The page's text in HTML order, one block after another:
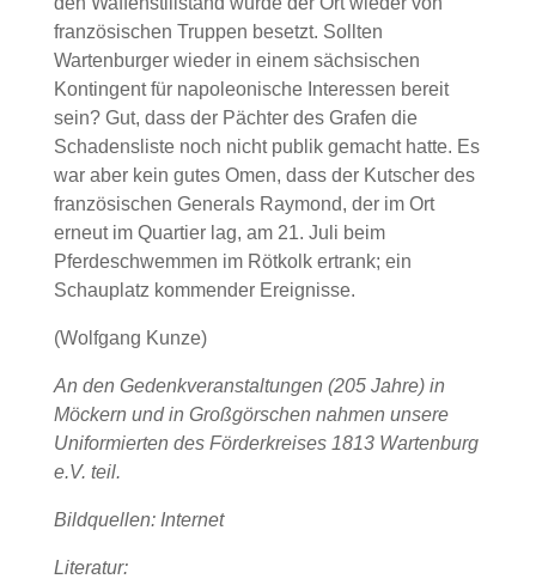
französischen Truppen besetzt. Sollten
Wartenburger wieder in einem sächsischen
Kontingent für napoleonische Interessen bereit
sein? Gut, dass der Pächter des Grafen die
Schadensliste noch nicht publik gemacht hatte. Es
war aber kein gutes Omen, dass der Kutscher des
französischen Generals Raymond, der im Ort
erneut im Quartier lag, am 21. Juli beim
Pferdeschwemmen im Rötkolk ertrank; ein
Schauplatz kommender Ereignisse.
(Wolfgang Kunze)
An den Gedenkveranstaltungen (205 Jahre) in
Möckern und in Großgörschen nahmen unsere
Uniformierten des Förderkreises 1813 Wartenburg
e.V. teil.
Bildquellen: Internet
Literatur: